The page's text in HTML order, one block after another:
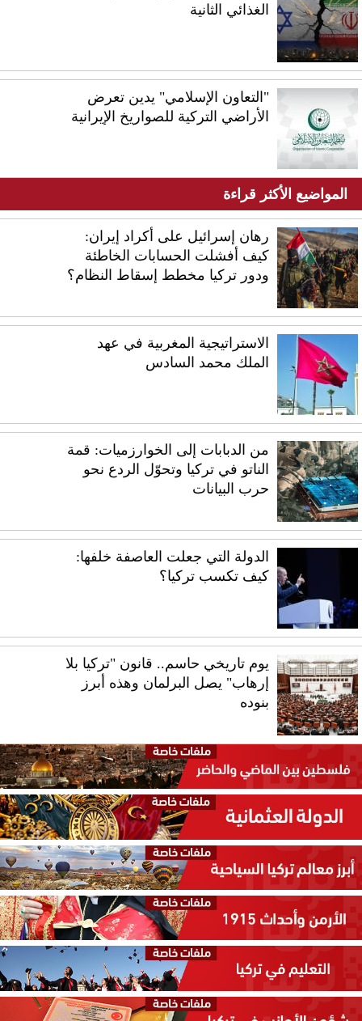
الغذائي الثانية
"التعاون الإسلامي" يدين تعرض
الأراضي التركية للصواريخ الإيرانية
المواضيع الأكثر قراءة
رهان إسرائيل على أكراد إيران:
كيف أفشلت الحسابات الخاطئة
ودور تركيا مخطط إسقاط النظام؟
الاستراتيجية المغربية في عهد
الملك محمد السادس
من الدبابات إلى الخوارزميات: قمة
الناتو في تركيا وتحوّل الردع نحو
حرب البيانات
الدولة التي جعلت العاصفة خلفها:
كيف تكسب تركيا؟
يوم تاريخي حاسم.. قانون "تركيا بلا
إرهاب" يصل البرلمان وهذه أبرز
بنوده